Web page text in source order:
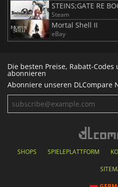
STEINS;GATE RE
Steam
Mortal Shell II
eBay
Die besten Preise, Rabatt-
abonnieren
Abonniere unseren DLCompare
SHOPS SPIELEPLATTFORM